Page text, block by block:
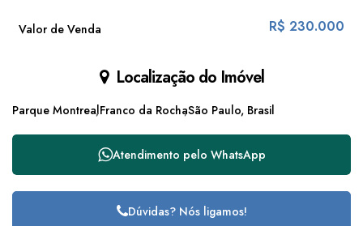
R$ 230.000
Valor de Venda
Localização do Imóvel
Parque MontrealFranco da RochaSão Paulo, Brasil
Atendimento pelo WhatsApp
Dúvidas? Nós ligamos!